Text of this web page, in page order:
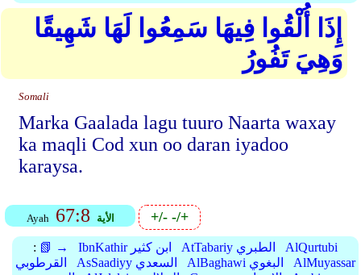
إِذَا أُلْقُوا فِيهَا سَمِعُوا لَهَا شَهِيقًا
وَهِيَ تَفُورُ
Somali
Marka Gaalada lagu tuuro Naarta waxay
ka maqli Cod xun oo daran iyadoo
karaysa.
Ayah 67:8 الأية +/--/+
: 📗 → IbnKathir ابن كثير AtTabariy الطبري
AlQurtubi
القرطوبي
AsSaadiyy السعدي AlBaghawi البغوي
AlMuyassar